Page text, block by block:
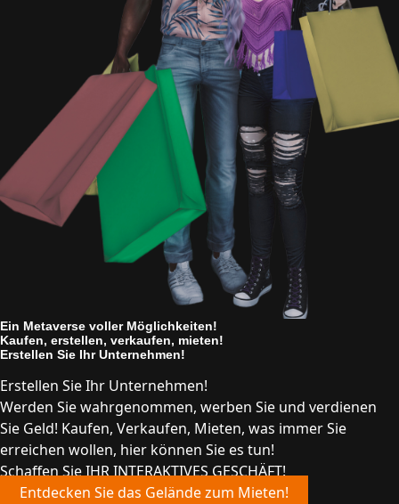
Ein Metaverse voller Möglichkeiten!
Kaufen, erstellen, verkaufen, mieten!
Erstellen Sie Ihr Unternehmen!
Erstellen Sie Ihr Unternehmen!
Werden Sie wahrgenommen, werben Sie und verdienen
Sie Geld! Kaufen, Verkaufen, Mieten, was immer Sie
erreichen wollen, hier können Sie es tun!
Schaffen Sie IHR INTERAKTIVES GESCHÄFT!
Entdecken Sie das Gelände zum Mieten!